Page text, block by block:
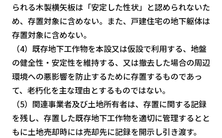
られる木製横矢板は「安定した性状」と認められないた
め、存置対象に含めない。また、戸建住宅の地下躯体は
存置対象に含めない。
（4）既存地下工作物を本設又は仮設で利用する、地盤
の健全性・安定性を維持する、又は撤去した場合の周辺
環境への悪影響を防止するために存置するものであっ
て、老朽化を主な理由とするものではない。
（5）関連事業者及び土地所有者は、存置に関する記録
を残し、存置した既存地下工作物を適切に管理するとと
もに土地売却時には売却先に記録を開示し引き渡す。